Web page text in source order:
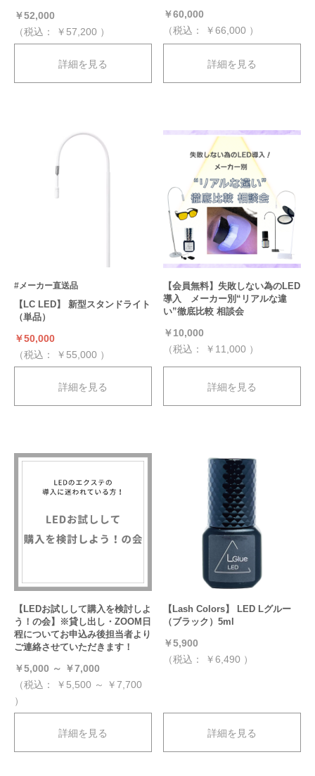
￥52,000
（税込：
￥57,200 ）
詳細を見る
￥60,000
（税込：
￥66,000 ）
詳細を見る
#メーカー直送品
【LC LED】 新型スタンドライト
（単品）
￥50,000
（税込：
￥55,000 ）
詳細を見る
【会員無料】失敗しない為のLED
導入 メーカー別“リアルな違
い”徹底比較 相談会
￥10,000
（税込：
￥11,000 ）
詳細を見る
【LEDお試しして購入を検討しよ
う！の会】※貸し出し・ZOOM日
程についてお申込み後担当者より
ご連絡させていただきます！
￥5,000 ～ ￥7,000
（税込：
￥5,500 ～ ￥7,700
）
詳細を見る
【Lash Colors】 LED Lグルー
（ブラック）5ml
￥5,900
（税込：
￥6,490 ）
詳細を見る